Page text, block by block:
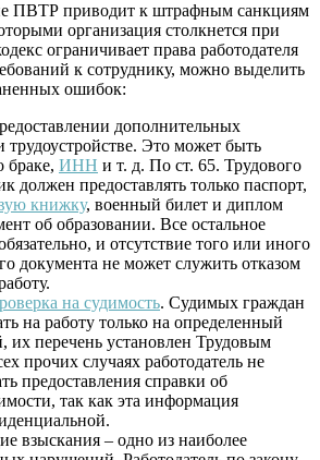
ПВТР приводит к штрафным санкциям
организация столкнется при
ограничивает права работодателя
к сотруднику, можно выделить
ошибок:
дополнительных
трудоустройстве. Это может быть
браке, ИНН и т. д. По ст. 65. Трудового
должен предоставлять только паспорт,
книжку, военный билет и диплом
об образовании. Все остальное
и отсутствие того или иного
документа не может служить отказом
на судимость. Судимых граждан
на работу только на определенный
их перечень установлен Трудовым
прочих случаях работодатель не
предоставления справки об
так как эта информация
взыскания – одно из наиболее